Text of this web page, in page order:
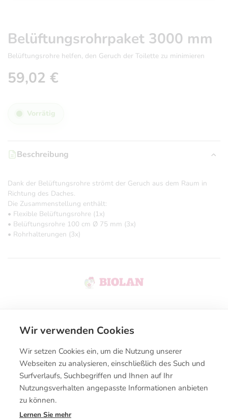
Belüftungsrohrpaket 3000 mm
Belüftungsrohre helfen, den Geruch der Toilette zu minimieren
59,02 €
Vorrätig
Beschreibung
Dank der Belüftungsrohre strömt der Geruch aus dem Raum in
Richtung des Daches.
Die Zusammenstellung enthält:
• Flexible Belüftungsrohre (1x)
• Belüftungsrohre 100 cm Ø 75 mm (3x)
• Rohrhalterungen (3x)
Kontakt
Kaufbedingungen
Wir verwenden Cookies
Wir setzen Cookies ein, um die Nutzung unserer
Webseiten zu analysieren, einschließlich des Such und
Surfverlaufs, Suchbegriffen und Ihnen auf Ihr
Nutzungsverhalten angepasste Informationen anbieten
zu können.
Lernen Sie mehr